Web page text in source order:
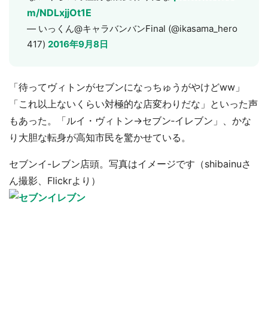
m/NDLxjjOt1E
— いっくん@キャラバンバンFinal (@ikasama_hero
417) 2016年9月8日
「待ってヴィトンがセブンになっちゅうがやけどww」
「これ以上ないくらい対極的な店変わりだな」といった声
もあった。「ルイ・ヴィトン→セブン‐イレブン」、かな
り大胆な転身が高知市民を驚かせている。
セブンイ-レブン店頭。写真はイメージです（shibainuさ
ん撮影、Flickrより）